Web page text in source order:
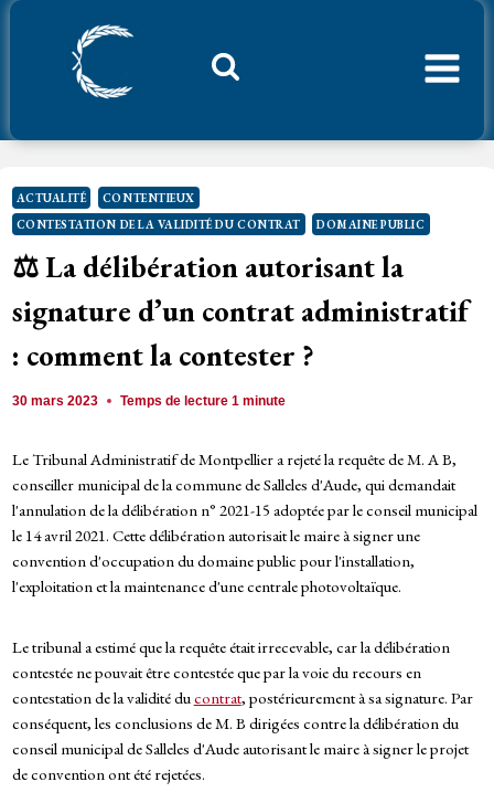
Aller
ACTUALITÉ
CONTENTIEUX
CONTESTATION DE LA VALIDITÉ DU CONTRAT
DOMAINE PUBLIC
⚖️ La délibération autorisant la
signature d’un contrat administratif
: comment la contester ?
30 mars 2023 Temps de lecture1 minute
Le Tribunal Administratif de Montpellier a rejeté la requête de M. A B,
conseiller municipal de la commune de Salleles d'Aude, qui demandait
l'annulation de la délibération n° 2021-15 adoptée par le conseil municipal
le 14 avril 2021. Cette délibération autorisait le maire à signer une
convention d'occupation du domaine public pour l'installation,
l'exploitation et la maintenance d'une centrale photovoltaïque.
Le tribunal a estimé que la requête était irrecevable, car la délibération
contestée ne pouvait être contestée que par la voie du recours en
contestation de la validité ducontrat, postérieurement à sa signature. Par
conséquent, les conclusions de M. B dirigées contre la délibération du
conseil municipal de Salleles d'Aude autorisant le maire à signer le projet
de convention ont été rejetées.